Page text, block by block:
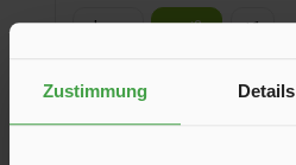
Zustimmung Details
chrom
weiß +1
In den